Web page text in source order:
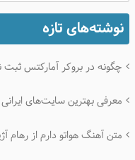
نوشته‌های تازه
چگونه در بروکر آمارکتس ثبت
معرفی بهترین سایت‌های ایرانی
متن آهنگ هواتو دارم از رهام